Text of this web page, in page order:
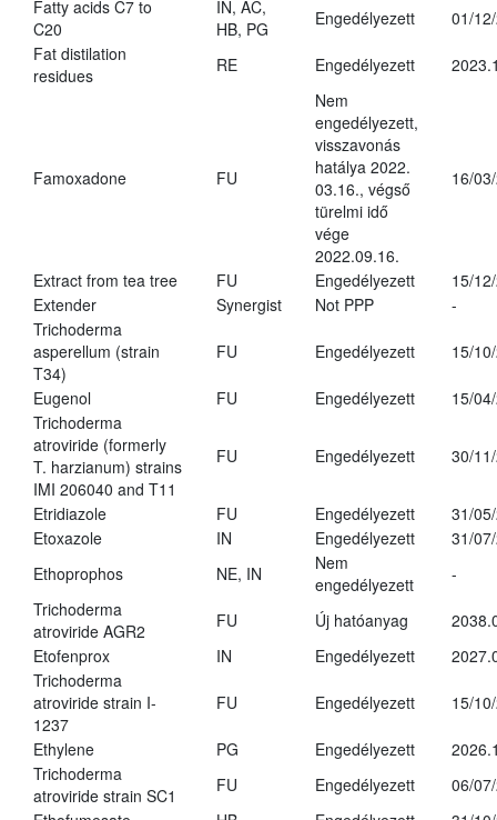
Fatty acids C7 to
C20
IN, AC,
HB, PG
Engedélyezett
01/
Fat distilation
residues
RE Engedélyezett
Famoxadone FU
Nem
engedélyezett,
visszavonás
hatálya 2022.
03.16., végső
türelmi idő
vége
2022.09.16.
16/
Extract from tea tree FU Engedélyezett
15/
Extender
Synergist Not PPP
-
Trichoderma
asperellum (strain
T34)
FU Engedélyezett 15/
Eugenol FU Engedélyezett
15/
Trichoderma
atroviride (formerly
T. harzianum) strains
IMI 206040 and T11
FU Engedélyezett 30/
Etridiazole FU Engedélyezett
31/
Etoxazole
IN Engedélyezett
31/
Ethoprophos
NE, IN
Nem
engedélyezett
-
Trichoderma
atroviride AGR2
FU Új hatóanyag
Etofenprox
IN Engedélyezett
Trichoderma
atroviride strain I-
1237
FU Engedélyezett 15/
Ethylene PG Engedélyezett
Trichoderma
atroviride strain SC1
FU Engedélyezett
06/